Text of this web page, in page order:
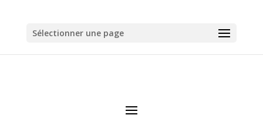
Sélectionner une page